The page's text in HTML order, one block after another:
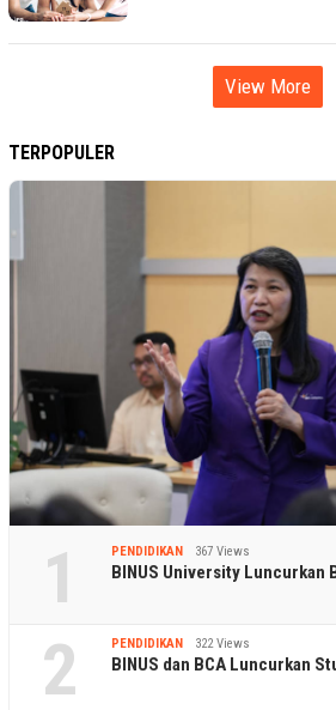
View More
TERPOPULER
1 PENDIDIKAN 367 Views
BINUS University Luncurkan
2 PENDIDIKAN 322 Views
BINUS dan BCA Luncurkan